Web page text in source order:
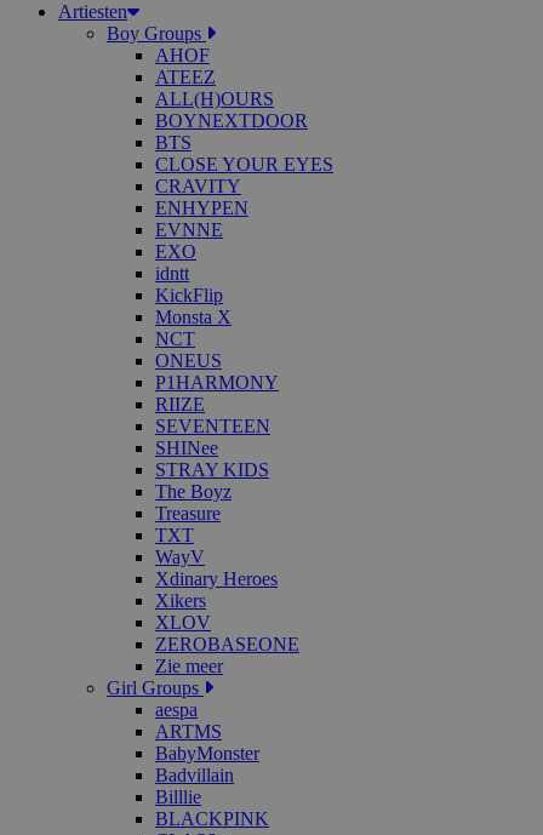
Artiesten
Boy Groups
AHOF
ATEEZ
ALL(H)OURS
BOYNEXTDOOR
BTS
CLOSE YOUR EYES
CRAVITY
ENHYPEN
EVNNE
EXO
idntt
KickFlip
Monsta X
NCT
ONEUS
P1HARMONY
RIIZE
SEVENTEEN
SHINee
STRAY KIDS
The Boyz
Treasure
TXT
WayV
Xdinary Heroes
Xikers
XLOV
ZEROBASEONE
Zie meer
Girl Groups
aespa
ARTMS
BabyMonster
Badvillain
Billlie
BLACKPINK